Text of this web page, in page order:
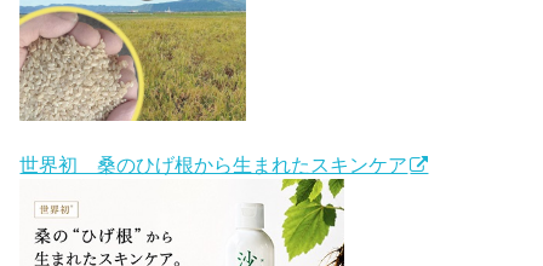
世界初 桑のひげ根から生まれたスキンケア